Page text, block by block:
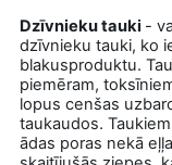
Dzīvnieku tauki -
dzīvnieku tauki, ko
blakusproduktu.
piemēram,
lopus cenšas
taukaudos.
ādas poras nekā